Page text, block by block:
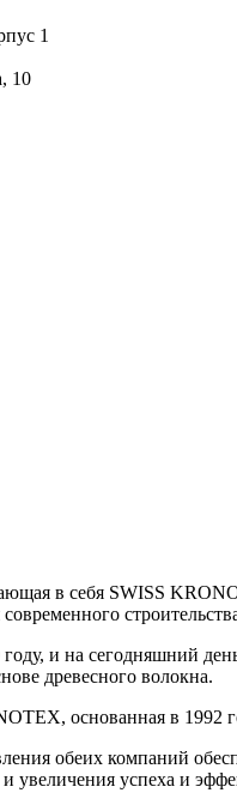
1
10
в себя SWISS
и на сегодняшний
древесного волокна.
основанная в 1992
обеих компаний
увеличения успеха и